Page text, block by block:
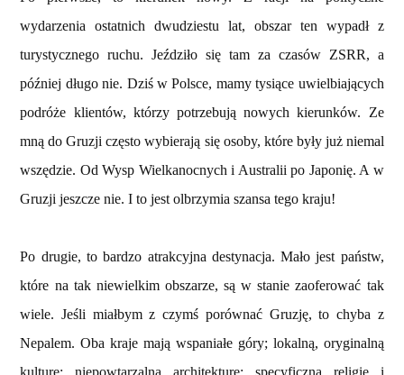
wydarzenia ostatnich dwudziestu lat, obszar ten wypadł z
turystycznego ruchu. Jeździło się tam za czasów ZSRR, a
później długo nie. Dziś w Polsce, mamy tysiące uwielbiających
podróże klientów, którzy potrzebują nowych kierunków. Ze
mną do Gruzji często wybierają się osoby, które były już niemal
wszędzie. Od Wysp Wielkanocnych i Australii po Japonię. A w
Gruzji jeszcze nie. I to jest olbrzymia szansa tego kraju!
Po drugie, to bardzo atrakcyjna destynacja. Mało jest państw,
które na tak niewielkim obszarze, są w stanie zaoferować tak
wiele. Jeśli miałbym z czymś porównać Gruzję, to chyba z
Nepalem. Oba kraje mają wspaniałe góry; lokalną, oryginalną